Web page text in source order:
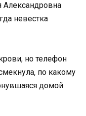
Александровна
невестка
но телефон
по какому
домой